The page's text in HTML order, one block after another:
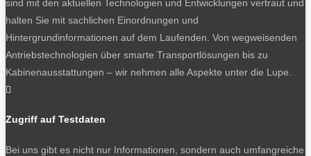
sind mit den aktuellen Technologien und Entwicklungen vertraut und
halten Sie mit sachlichen Einordnungen und
Hintergrundinformationen auf dem Laufenden. Von wegweisenden
Antriebstechnologien über smarte Transportlösungen bis zu
Kabinenausstattungen – wir nehmen alle Aspekte unter die Lupe.

Zugriff auf Testdaten
Bei uns gibt es nicht nur Informationen, sondern auch umfangreiche